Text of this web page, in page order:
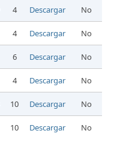
4 Descargar No
4 Descargar No
6 Descargar No
4 Descargar No
10 Descargar No
10 Descargar No